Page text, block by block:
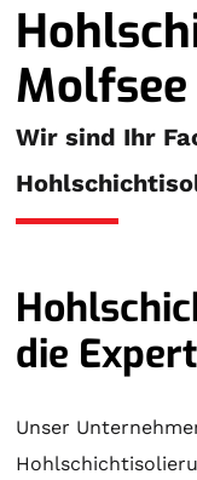
Molfsee
Wir sind Ihr
die
Unser